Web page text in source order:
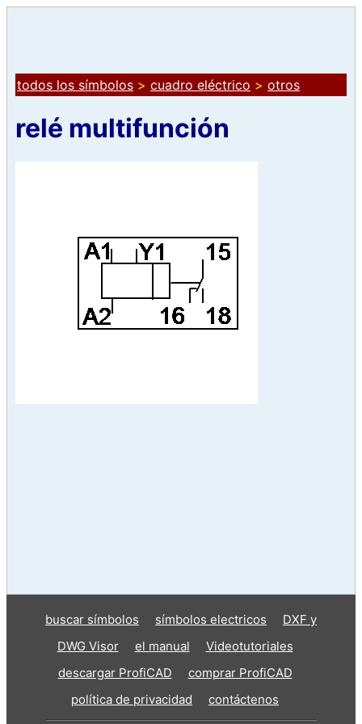
todos los símbolos > cuadro eléctrico > otros
relé multifunción
buscar símbolos símbolos electricos
DXF y
DWG Visor
el manual
Videotutoriales
descargar ProfiCAD
comprar ProfiCAD
política de privacidad
contáctenos